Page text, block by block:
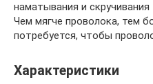
наматывания и
Чем мягче проволока, тем
потребуется, чтобы
Характеристики